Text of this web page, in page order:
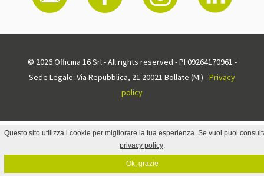
Questo sito utilizza i cookie per migliorare la tua esperienza. Se vuoi puoi
privacy policy.
Ok, grazie
© 2026 Officina 16 Srl - All rights reserved - PI 09264170961 -
Sede Legale: Via Repubblica, 21 20021 Bollate (MI) -Privacy
policy